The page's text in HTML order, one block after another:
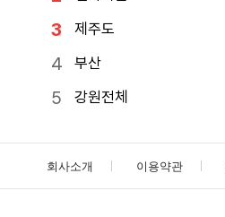
제주도
부산
강원전체
회사소개 이용약관